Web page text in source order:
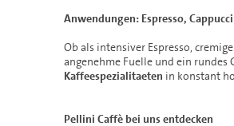
Anwendungen: Espresso,
Ob als intensiver Espresso,
angenehme Fuelle und ein
Kaffeespezialitaeten in konstant
Pellini Caffè bei uns entdecken